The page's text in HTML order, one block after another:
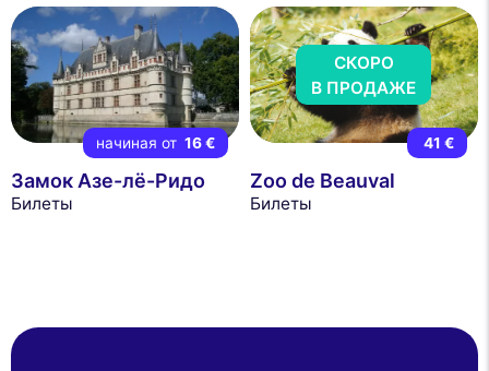
начиная от 16 €
Замок Азе-лё-Ридо
Билеты
СКОРО
В ПРОДАЖЕ
41 €
Zoo de Beauval
Билеты